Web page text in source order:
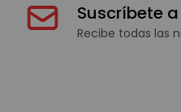
Suscríbete
Recibe todas las